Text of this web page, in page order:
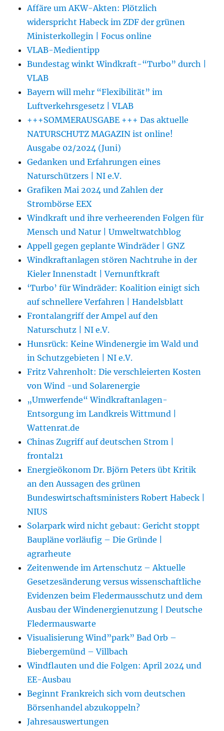
Affäre um AKW-Akten: Plötzlich
widerspricht Habeck im ZDF der grünen
Ministerkollegin | Focus online
VLAB-Medientipp
Bundestag winkt Windkraft-“Turbo” durch |
VLAB
Bayern will mehr “Flexibilität” im
Luftverkehrsgesetz | VLAB
+++SOMMERAUSGABE +++ Das aktuelle
NATURSCHUTZ MAGAZIN ist online!
Ausgabe 02/2024 (Juni)
Gedanken und Erfahrungen eines
Naturschützers | NI e.V.
Grafiken Mai 2024 und Zahlen der
Strombörse EEX
Windkraft und ihre verheerenden Folgen für
Mensch und Natur | Umweltwatchblog
Appell gegen geplante Windräder | GNZ
Windkraftanlagen stören Nachtruhe in der
Kieler Innenstadt | Vernunftkraft
‘Turbo’ für Windräder: Koalition einigt sich
auf schnellere Verfahren | Handelsblatt
Frontalangriff der Ampel auf den
Naturschutz | NI e.V.
Hunsrück: Keine Windenergie im Wald und
in Schutzgebieten | NI e.V.
Fritz Vahrenholt: Die verschleierten Kosten
von Wind -und Solarenergie
„Umwerfende“ Windkraftanlagen-
Entsorgung im Landkreis Wittmund |
Wattenrat.de
Chinas Zugriff auf deutschen Strom |
frontal21
Energieökonom Dr. Björn Peters übt Kritik
an den Aussagen des grünen
Bundeswirtschaftsministers Robert Habeck |
NIUS
Solarpark wird nicht gebaut: Gericht stoppt
Baupläne vorläufig – Die Gründe |
agrarheute
Zeitenwende im Artenschutz – Aktuelle
Gesetzesänderung versus wissenschaftliche
Evidenzen beim Fledermausschutz und dem
Ausbau der Windenergienutzung | Deutsche
Fledermauswarte
Visualisierung Wind”park” Bad Orb –
Biebergemünd – Villbach
Windflauten und die Folgen: April 2024 und
EE-Ausbau
Beginnt Frankreich sich vom deutschen
Börsenhandel abzukoppeln?
Jahresauswertungen